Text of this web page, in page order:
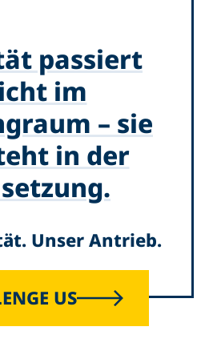
passiert
im
– sie
in der
Unser Antrieb.
US